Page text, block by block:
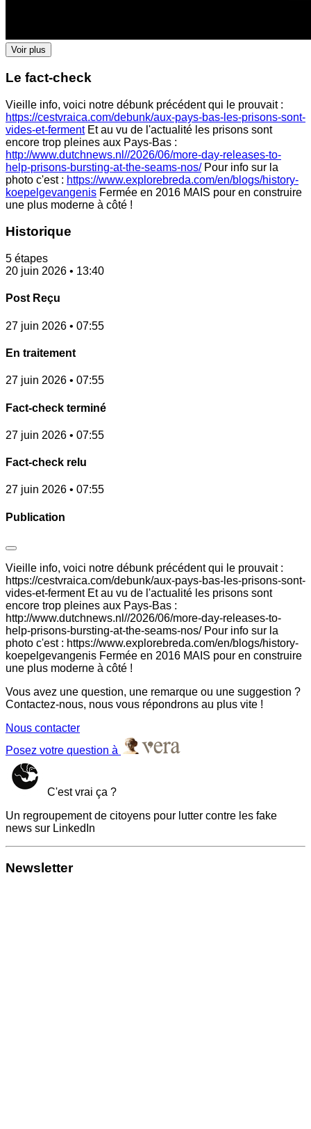
Voir plus
Le fact-check
Vieille info, voici notre débunk précédent qui le prouvait :
https://cestvraica.com/debunk/aux-pays-bas-les-prisons-sont-
vides-et-fermentEt au vu de l'actualité les prisons sont
encore trop pleines aux Pays-Bas :
http://www.dutchnews.nl//2026/06/more-day-releases-to-
help-prisons-bursting-at-the-seams-nos/Pour info sur la
photo c'est : https://www.explorebreda.com/en/blogs/history-
koepelgevangenis Fermée en 2016 MAIS pour en construire
une plus moderne à côté !
Historique
5 étapes
20 juin 2026 • 13:40
Post Reçu
27 juin 2026 • 07:55
En traitement
27 juin 2026 • 07:55
Fact-check terminé
27 juin 2026 • 07:55
Fact-check relu
27 juin 2026 • 07:55
Publication
Vieille info, voici notre débunk précédent qui le prouvait :
https://cestvraica.com/debunk/aux-pays-bas-les-prisons-sont-
vides-et-ferment Et au vu de l'actualité les prisons sont
encore trop pleines aux Pays-Bas :
http://www.dutchnews.nl//2026/06/more-day-releases-to-
help-prisons-bursting-at-the-seams-nos/ Pour info sur la
photo c'est : https://www.explorebreda.com/en/blogs/history-
koepelgevangenis Fermée en 2016 MAIS pour en construire
une plus moderne à côté !
Vous avez une question, une remarque ou une suggestion ?
Contactez-nous, nous vous répondrons au plus vite !
Nous contacter
Posez votre question à
C'est vrai ça ?
Un regroupement de citoyens pour lutter contre les fake
news sur LinkedIn
Newsletter